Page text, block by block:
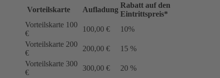
Vorteilskarte
Aufladung
Rabatt auf den
Eintrittspreis*
Vorteilskarte 100
€
100,00 €
10%
Vorteilskarte 200
€
200,00 €
15 %
Vorteilskarte 300
€
300,00 €
20 %